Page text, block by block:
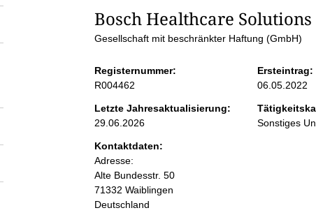
S
i
t
e
n
Bosch Healthcare
Gesellschaft mit beschränkter Haftung (GmbH)
Registernummer:
R004462
Ersteintrag:
06.05.2022
Letzte Jahresaktualisierung:
29.06.2026
Sonstiges
Kontaktdaten:
Adresse:
Alte Bundesstr. 50
71332 Waiblingen
Deutschland